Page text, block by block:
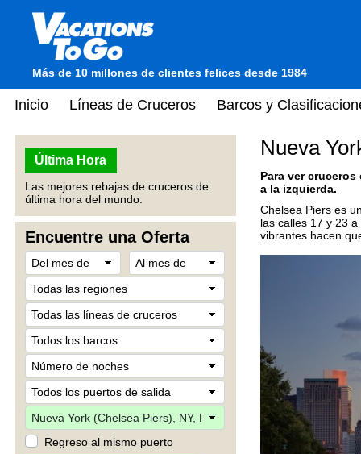
Más de 10 millones de clientes felices desde 1984
Inicio Líneas de Cruceros Barcos y
Última Hora
Las mejores rebajas de cruceros de
última hora del mundo.
Encuentre una Oferta
Regreso al mismo puerto
Nueva
Para ver
a la izquierda.
Chelsea Piers es
las calles 17 y 23
vibrantes hacen